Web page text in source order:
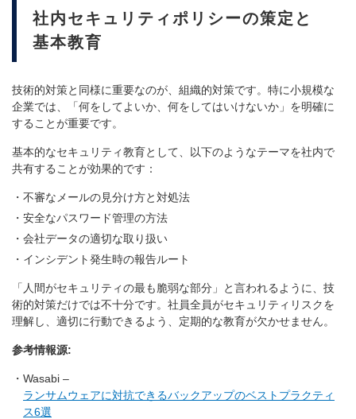
社内セキュリティポリシーの策定と
基本教育
技術的対策と同様に重要なのが、組織的対策です。特に小規模な
企業では、「何をしてよいか、何をしてはいけないか」を明確に
することが重要です。
基本的なセキュリティ教育として、以下のようなテーマを社内で
共有することが効果的です：
不審なメールの見分け方と対処法
安全なパスワード管理の方法
会社データの適切な取り扱い
インシデント発生時の報告ルート
「人間がセキュリティの最も脆弱な部分」と言われるように、技
術的対策だけでは不十分です。社員全員がセキュリティリスクを
理解し、適切に行動できるよう、定期的な教育が欠かせません。
参考情報源:
Wasabi –
ランサムウェアに対抗できるバックアップのベストプラクティ
ス6選